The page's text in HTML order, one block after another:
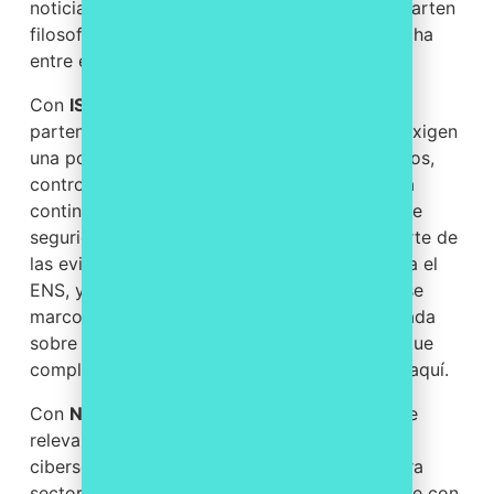
noticia es que no son mundos aislados: comparten
filosofía y buena parte del trabajo se aprovecha
entre ellos.
Con ISO 27001
parten de un enfoque de gestión del riesgo, exigen
una política de seguridad, un análisis de riesgos,
controles proporcionales y un ciclo de mejora
continua. Si ya tienes un sistema de gestión de
seguridad de la información maduro, gran parte de
las evidencias y procedimientos te sirven para el
ENS, y viceversa. Si quieres profundizar en ese
marco internacional, tenemos una guía dedicada
sobre
que
complementa muy bien lo que estás leyendo aquí.
Con NIS2
la conexión es distinta pero igual de
relevante. NIS2 es la directiva europea de
ciberseguridad que eleva las obligaciones para